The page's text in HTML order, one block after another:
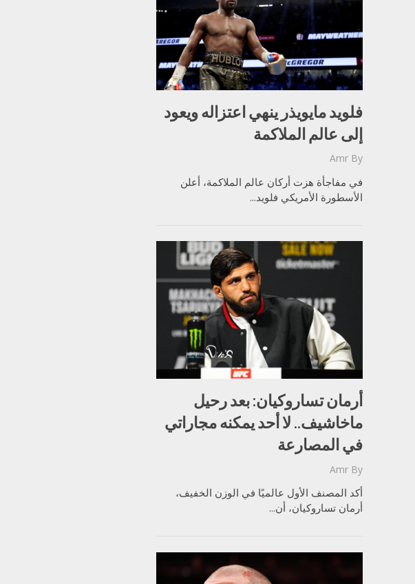
فلويد مايويذر ينهي اعتزاله ويعود
إلى عالم الملاكمة
By
Amr
في مفاجأة هزت أركان عالم الملاكمة، أعلن
الأسطورة الأمريكي فلويد...
أرمان تساروكيان: بعد رحيل
ماخاشيف.. لا أحد يمكنه مجاراتي
في المصارعة
By
Amr
أكد المصنف الأول عالميًا في الوزن الخفيف،
أرمان تساروكيان، أن...